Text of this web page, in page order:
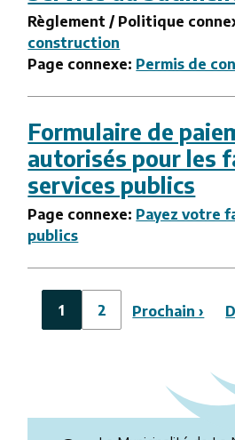
Règlement / Politique
construction
Page connexe: Permis de
Formulaire de
autorisés pour les
services publics
Page connexe: Payez votre
publics
Pagination
Page
courante
1 Page
2
Page
Prochain ›